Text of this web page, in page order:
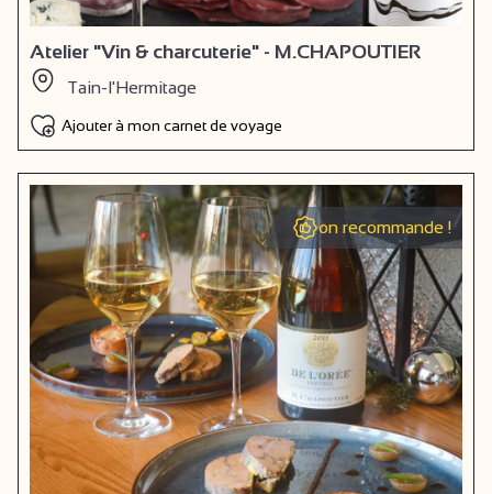
Atelier "Vin & charcuterie" - M.CHAPOUTIER
Tain-l'Hermitage
Ajouter à mon carnet de voyage
on recommande !